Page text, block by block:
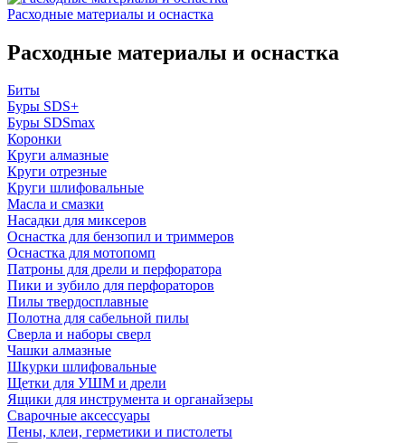
Расходные материалы и оснастка
Расходные материалы и оснастка
Биты
Буры SDS+
Буры SDSmax
Коронки
Круги алмазные
Круги отрезные
Круги шлифовальные
Масла и смазки
Насадки для миксеров
Оснастка для бензопил и триммеров
Оснастка для мотопомп
Патроны для дрели и перфоратора
Пики и зубило для перфораторов
Пилы твердосплавные
Полотна для сабельной пилы
Сверла и наборы сверл
Чашки алмазные
Шкурки шлифовальные
Щетки для УШМ и дрели
Ящики для инструмента и органайзеры
Сварочные аксессуары
Пены, клеи, герметики и пистолеты